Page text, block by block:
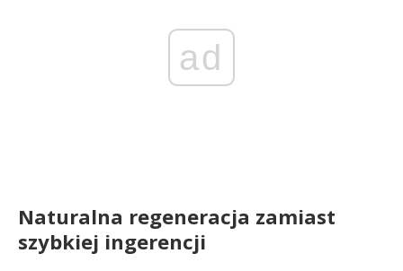
ad
Naturalna regeneracja zamiast
szybkiej ingerencji